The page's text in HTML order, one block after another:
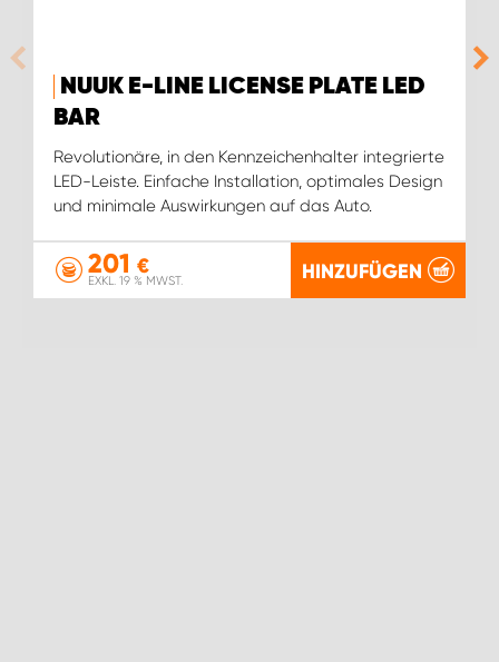
NUUK E-LINE LICENSE PLATE LED
BAR
Revolutionäre, in den Kennzeichenhalter integrierte
LED-Leiste. Einfache Installation, optimales Design
und minimale Auswirkungen auf das Auto.
201 €
EXKL. 19 % MWST. HINZUFÜGEN